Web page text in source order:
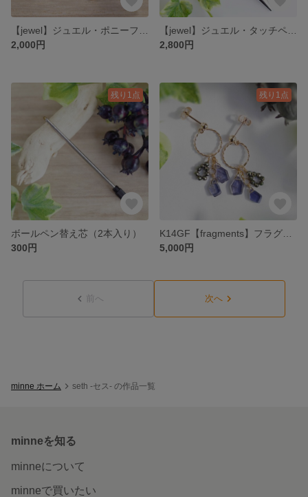
2,000円
2,800円
残り1点
ボールペン替え芯（2本入り）
300円
残り1点
5,000円
前へ 次へ
minne ホーム seth -セス- の作品一覧
minneを知る
minneについて
minneで買いたい